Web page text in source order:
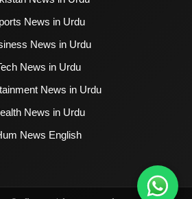
News in Urdu
News in Urdu
News in Urdu
News in Urdu
News in Urdu
News English